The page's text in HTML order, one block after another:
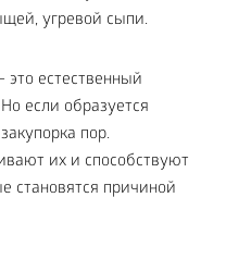
угревой сыпи.
естественный
если образуется
пор.
их и способствуют
становятся причиной